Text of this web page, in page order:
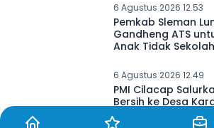
6 Agustus 2026 12.53
Pemkab Sleman
Gandheng ATS
Anak Tidak Sekolah
6 Agustus 2026 12.49
PMI Cilacap
Bersih ke Desa
SMP Negeri 3